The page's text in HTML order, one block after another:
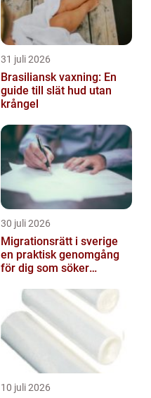
31 juli 2026
Brasiliansk vaxning: En
guide till slät hud utan
krångel
30 juli 2026
Migrationsrätt i sverige
en praktisk genomgång
för dig som söker
10 juli 2026